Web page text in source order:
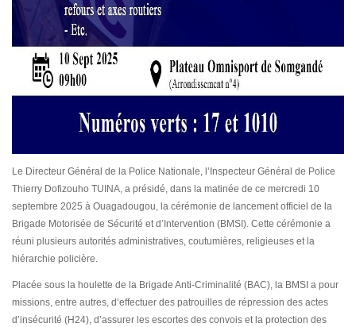
Le Directeur Général de la Police Nationale, l’Inspecteur Général de Police
Thierry Dofizouho TUINA, a présidé, dans la matinée de ce mercredi 10
septembre 2025 à Ouagadougou, la cérémonie de lancement officiel de la
Brigade Motorisée de Sécurité et d’Intervention (BMSI). Cette cérémonie a
réuni plusieurs autorités administratives, coutumières, religieuses et la
hiérarchie policière.
Placée sous la houlette de la Brigade Anti-Criminalité (BAC), la BMSI a pour
missions, entre autres, d’effectuer des patrouilles de répression des actes
d’insécurité (H24), d’assurer les escortes des convois et la protection des